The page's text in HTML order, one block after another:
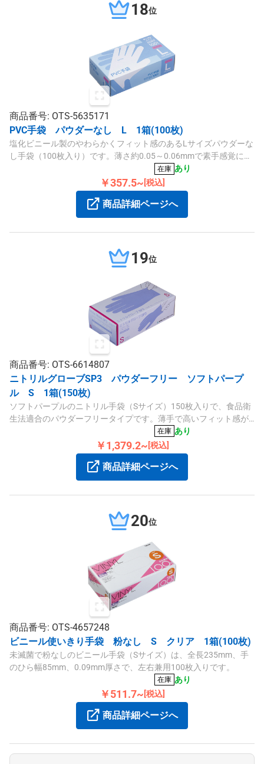
18位
商品番号: OTS-5635171
PVC手袋 パウダーなし L 1箱(100枚)
塩化ビニール製のやわらかくフィット感のあるLサイズパウダーな
し手袋（100枚入り）です。薄さ約0.05～0.06mmで素手感覚に近
く、食品加工・調理には適しておりません。
在庫 あり
￥357.5~ [税込]
商品詳細ページへ
19位
商品番号: OTS-6614807
ニトリルグローブSP3 パウダーフリー ソフトパープ
ル S 1箱(150枚)
ソフトパープルのニトリル手袋（Sサイズ）150枚入りで、食品衛
生法適合のパウダーフリータイプです。薄手で高いフィット感が
あり、衛生管理や細かな作業に適しています。
在庫 あり
￥1,379.2~ [税込]
商品詳細ページへ
20位
商品番号: OTS-4657248
ビニール使いきり手袋 粉なし S クリア 1箱(100枚)
未滅菌で粉なしのビニール手袋（Sサイズ）は、全長235mm、手
のひら幅85mm、0.09mm厚さで、左右兼用100枚入りです。
在庫 あり
￥511.7~ [税込]
商品詳細ページへ